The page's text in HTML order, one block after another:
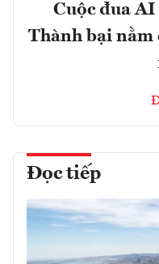
Cuộc đua
Thành bại nằm
Đọc tiếp